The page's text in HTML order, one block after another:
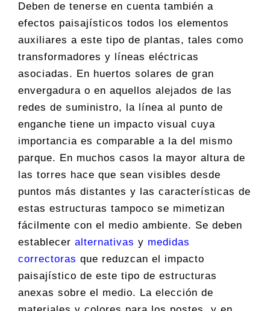
Deben de tenerse en cuenta también a
efectos paisajísticos todos los elementos
auxiliares a este tipo de plantas, tales como
transformadores y líneas eléctricas
asociadas. En huertos solares de gran
envergadura o en aquellos alejados de las
redes de suministro, la línea al punto de
enganche tiene un impacto visual cuya
importancia es comparable a la del mismo
parque. En muchos casos la mayor altura de
las torres hace que sean visibles desde
puntos más distantes y las características de
estas estructuras tampoco se mimetizan
fácilmente con el medio ambiente. Se deben
establecer alternativas y medidas
correctoras que reduzcan el impacto
paisajístico de este tipo de estructuras
anexas sobre el medio. La elección de